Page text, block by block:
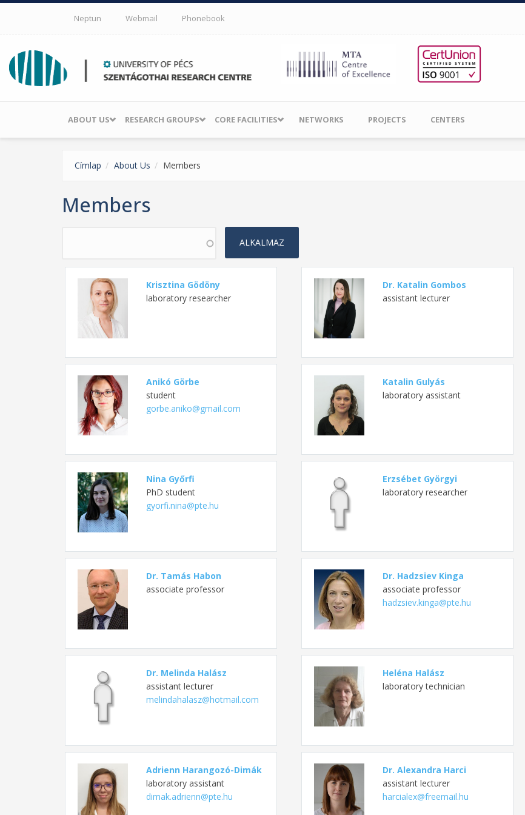
Skip to main content
Neptun Webmail Phonebook
ABOUT US RESEARCH GROUPS CORE FACILITIES NETWORKS PROJECTS CENTERS
Címlap About Us Members
Members
Krisztina Gödöny
laboratory researcher
Dr. Katalin Gombos
assistant lecturer
Anikó Görbe
student
gorbe.aniko@gmail.com
Katalin Gulyás
laboratory assistant
Nina Győrfi
PhD student
gyorfi.nina@pte.hu
Erzsébet Györgyi
laboratory researcher
Dr. Tamás Habon
associate professor
Dr. Hadzsiev Kinga
associate professor
hadzsiev.kinga@pte.hu
Dr. Melinda Halász
assistant lecturer
melindahalasz@hotmail.com
Heléna Halász
laboratory technician
Adrienn Harangozó-Dimák
laboratory assistant
dimak.adrienn@pte.hu
Dr. Alexandra Harci
assistant lecturer
harcialex@freemail.hu